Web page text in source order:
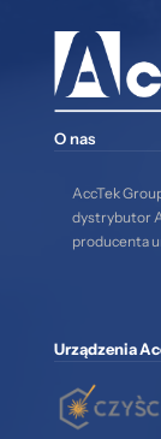
O nas
AccTek
dystrybutor
producenta
Urządzenia